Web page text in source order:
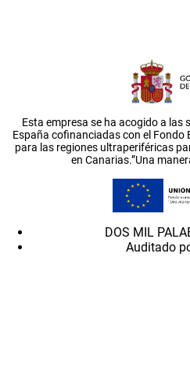
Esta empresa se ha acogido a las
España cofinanciadas con el Fondo
para las regiones ultraperiféricas
en Canarias.”Una
DOS MIL
Auditado